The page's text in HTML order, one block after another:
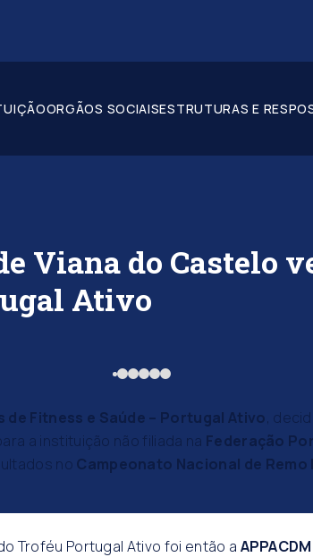
ORGÃOS SOCIAISESTRUTURAS E
Viana do Castelo
Ativo
de Fitness e Saúde – Portugal Ativo,
a instituição não filiada na Federação
no Campeonato Nacional de Remo
Troféu Portugal Ativo foi então a